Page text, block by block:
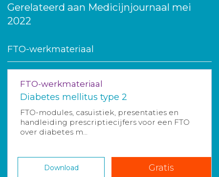
Gerelateerd aan Medicijnjournaal mei
2022
FTO-werkmateriaal
FTO-werkmateriaal
Diabetes mellitus type 2
FTO-modules, casuïstiek, presentaties en
handleiding prescriptiecijfers voor een FTO
over diabetes m...
Download Gratis